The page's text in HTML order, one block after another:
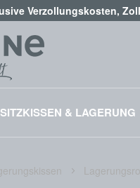
Verzollungskosten,
SITZKISSEN & LAGERUNG